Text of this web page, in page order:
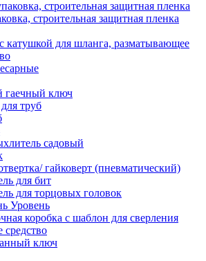
строительная защитная пленка
катушкой для шланга, разматывающее
гаечный ключ
труб
садовый
гайковерт (пневматический)
для бит
для торцовых головок
Уровень
коробка с шаблон для сверления
средство
ключ